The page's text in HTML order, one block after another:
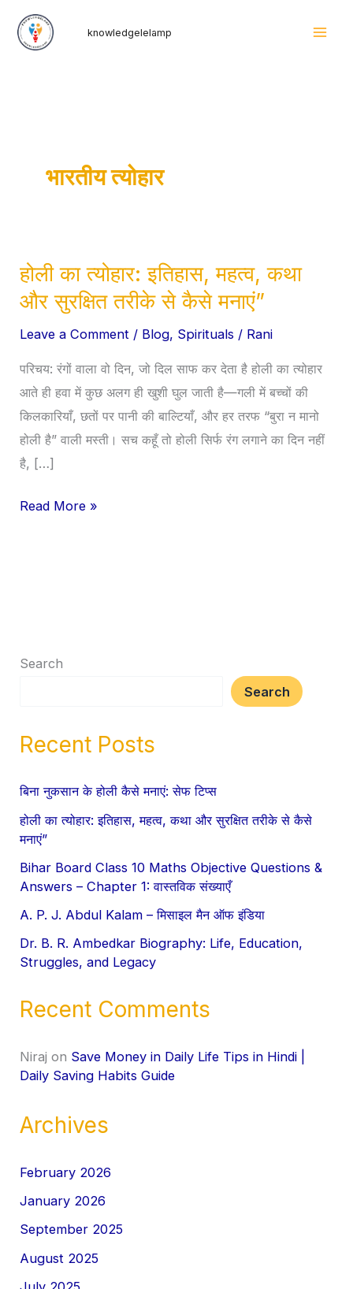
knowledgelelamp
भारतीय त्योहार
होली का त्योहार: इतिहास, महत्व, कथा
और सुरक्षित तरीके से कैसे मनाएं”
Leave a Comment / Blog, Spirituals / Rani
परिचय: रंगों वाला वो दिन, जो दिल साफ कर देता है होली का त्योहार
आते ही हवा में कुछ अलग ही खुशी घुल जाती है—गली में बच्चों की
किलकारियाँ, छतों पर पानी की बाल्टियाँ, और हर तरफ “बुरा न मानो
होली है” वाली मस्ती। सच कहूँ तो होली सिर्फ रंग लगाने का दिन नहीं
है, […]
होली
का
इतिहास,
महत्व,
कथा
और
सुरक्षित
तरीके
कैसे
Read More »
Search
Search
Recent Posts
बिना नुकसान के होली कैसे मनाएं: सेफ टिप्स
होली का त्योहार: इतिहास, महत्व, कथा और सुरक्षित तरीके से कैसे
मनाएं”
Bihar Board Class 10 Maths Objective Questions &
Answers – Chapter 1: वास्तविक संख्याएँ
A. P. J. Abdul Kalam – मिसाइल मैन ऑफ इंडिया
Dr. B. R. Ambedkar Biography: Life, Education,
Struggles, and Legacy
Recent Comments
Niraj on Save Money in Daily Life Tips in Hindi |
Daily Saving Habits Guide
Archives
February 2026
January 2026
September 2025
August 2025